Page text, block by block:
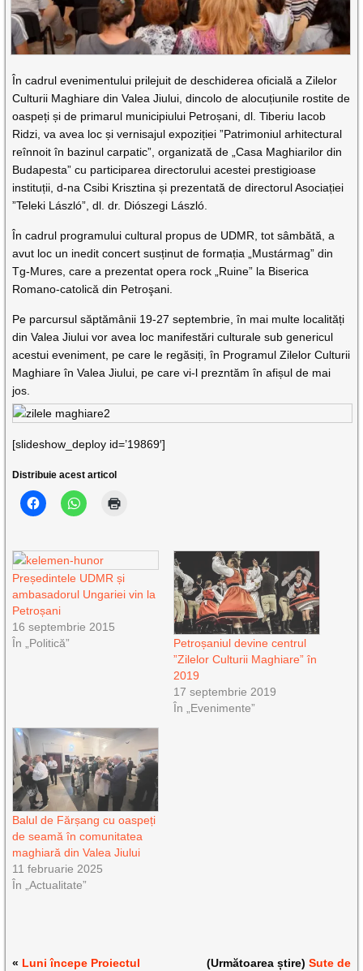
În cadrul evenimentului prilejuit de deschiderea oficială a Zilelor
Culturii Maghiare din Valea Jiului, dincolo de alocuțiunile rostite de
oaspeți și de primarul municipiului Petroșani, dl. Tiberiu Iacob
Ridzi, va avea loc și vernisajul expoziției ”Patrimoniul arhitectural
reînnoit în bazinul carpatic”, organizată de „Casa Maghiarilor din
Budapesta” cu participarea directorului acestei prestigioase
instituții, d-na Csibi Krisztina și prezentată de directorul Asociației
”Teleki László”, dl. dr. Diószegi László.
În cadrul programului cultural propus de UDMR, tot sâmbătă, a
avut loc un inedit concert susținut de formația „Mustármag” din
Tg-Mures, care a prezentat opera rock „Ruine” la Biserica
Romano-catolică din Petroşani.
Pe parcursul săptămânii 19-27 septembrie, în mai multe localități
din Valea Jiului vor avea loc manifestări culturale sub genericul
acestui eveniment, pe care le regăsiți, în Programul Zilelor Culturii
Maghiare în Valea Jiului, pe care vi-l prezntăm în afișul de mai
jos.
[slideshow_deploy id=’19869′]
Distribuie acest articol
Președintele UDMR și
ambasadorul Ungariei vin la
Petroșani
16 septembrie 2015
În „Politică”
Petroșaniul devine centrul
”Zilelor Culturii Maghiare” în
2019
17 septembrie 2019
În „Evenimente”
Balul de Fărșang cu oaspeți
de seamă în comunitatea
maghiară din Valea Jiului
11 februarie 2025
În „Actualitate”
« Luni începe Proiectul
(Următoarea știre) Sute de